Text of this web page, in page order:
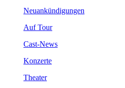
Neuankündigungen
Auf Tour
Cast-News
Konzerte
Theater